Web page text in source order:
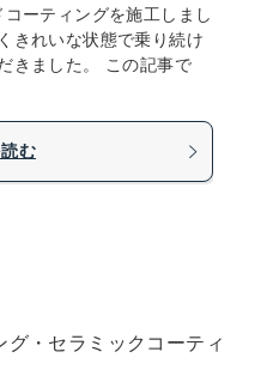
ーティングを施工しまし
きれいな状態で乗り続け
きました。 この記事で
む
・セラミックコーティ